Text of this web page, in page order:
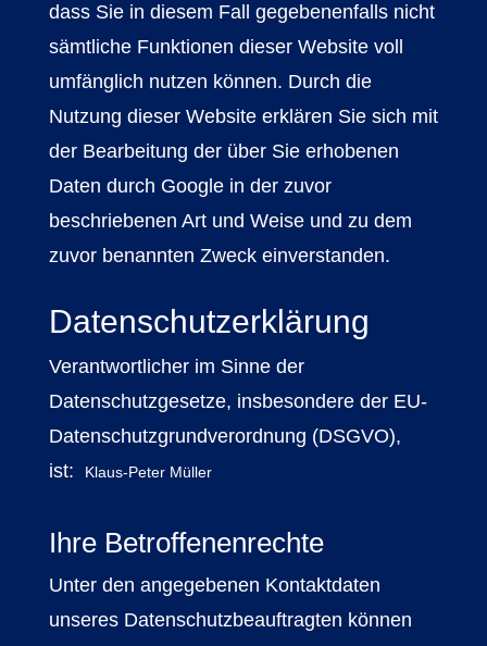
dass Sie in diesem Fall gegebenenfalls nicht
sämtliche Funktionen dieser Website voll
umfänglich nutzen können. Durch die
Nutzung dieser Website erklären Sie sich mit
der Bearbeitung der über Sie erhobenen
Daten durch Google in der zuvor
beschriebenen Art und Weise und zu dem
zuvor benannten Zweck einverstanden.
Datenschutzerklärung
Verantwortlicher im Sinne der
Datenschutzgesetze, insbesondere der EU-
Datenschutzgrundverordnung (DSGVO),
ist:
Klaus-Peter Müller
Ihre Betroffenenrechte
Unter den angegebenen Kontaktdaten
unseres Datenschutzbeauftragten können